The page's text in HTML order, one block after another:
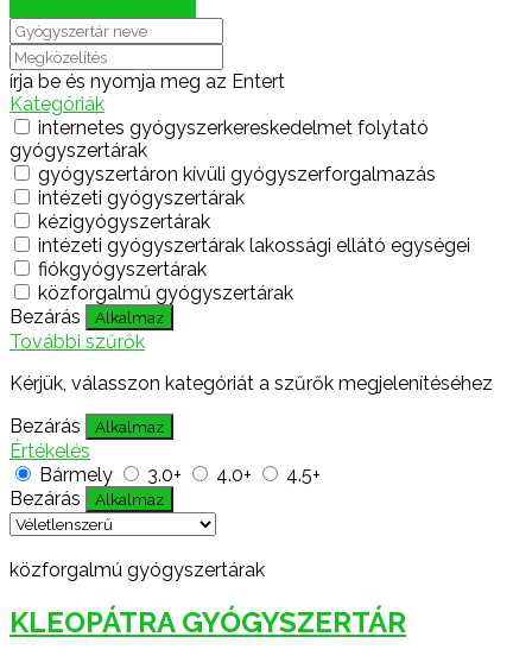
írja be és nyomja meg az Entert
Kategóriák
internetes gyógyszerkereskedelmet folytató
gyógyszertárak
gyógyszertáron kívüli gyógyszerforgalmazás
intézeti gyógyszertárak
kézigyógyszertárak
intézeti gyógyszertárak lakossági ellátó egységei
fiókgyógyszertárak
közforgalmú gyógyszertárak
Bezárás
Alkalmaz
További szűrők
Kérjük, válasszon kategóriát a szűrők megjelenítéséhez
Bezárás
Alkalmaz
Értékelés
Bármely
3.0+ 4.0+
4.5+
Bezárás
Alkalmaz
közforgalmú gyógyszertárak
KLEOPÁTRA GYÓGYSZERTÁR